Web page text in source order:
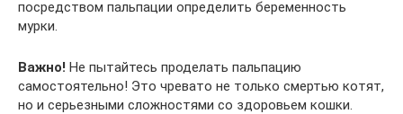
посредством пальпации определить беременность
мурки.
Важно! Не пытайтесь проделать пальпацию
самостоятельно! Это чревато не только смертью котят,
но и серьезными сложностями со здоровьем кошки.